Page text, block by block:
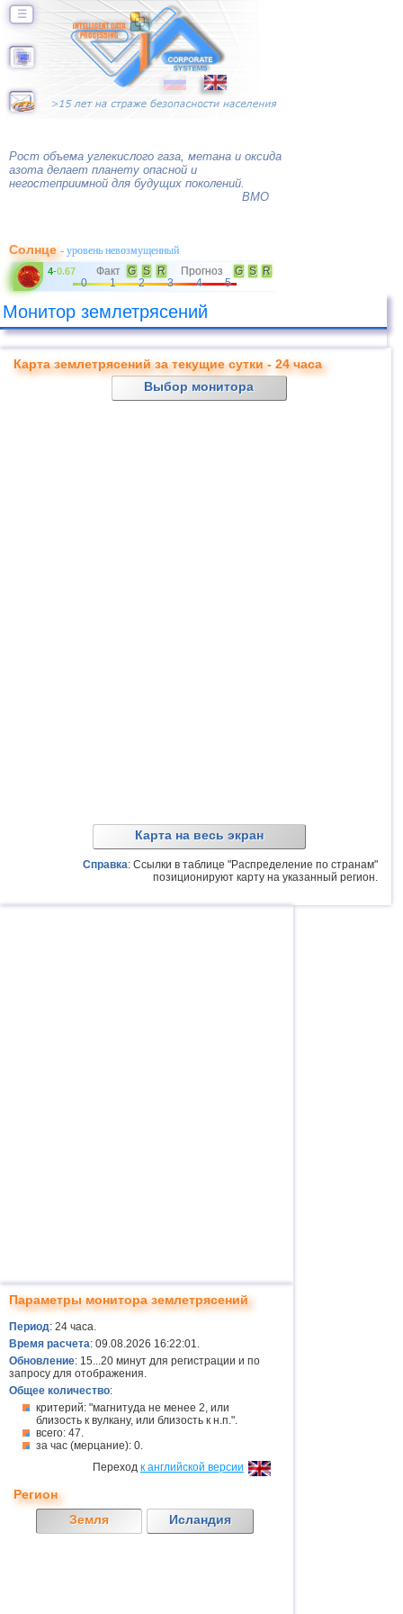
☰
Рост объема углекислого газа, метана и оксида
азота делает планету опасной и
негостеприимной для будущих поколений.
ВМО
Солнце- уровень невозмущенный
4-0.67 Факт G S R Прогноз G S
R
0
1 2 3 4 5
Монитор землетрясений
Карта землетрясений за текущие сутки - 24 часа
Выбор монитора
Карта на весь экран
Справка: Ссылки в таблице "Распределение по странам"
позиционируют карту на указанный регион.
Параметры монитора землетрясений
Период: 24 часа.
Время расчета: 09.08.2026 16:22:01.
Обновление: 15...20 минут для регистрации и по
запросу для отображения.
Общее количество:
критерий: "магнитуда не менее 2, или
близость к вулкану, или близость к н.п.".
всего: 47.
за час (мерцание): 0.
Переход к английской версии
Регион
Земля
Исландия